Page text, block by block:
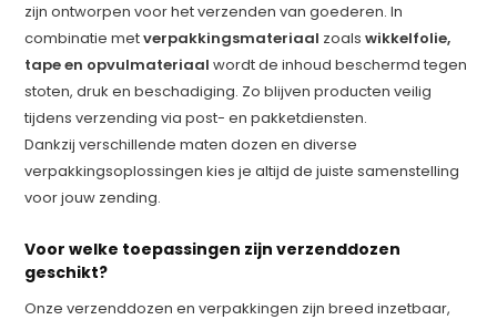
zijn ontworpen voor het verzenden van goederen. In
combinatie metverpakkingsmateriaal zoalswikkelfolie,
tape en opvulmateriaal wordt de inhoud beschermd tegen
stoten, druk en beschadiging. Zo blijven producten veilig
tijdens verzending via post- en pakketdiensten.
Dankzij verschillende maten dozen en diverse
verpakkingsoplossingen kies je altijd de juiste samenstelling
voor jouw zending.
Voor welke toepassingen zijn verzenddozen
geschikt?
Onze verzenddozen en verpakkingen zijn breed inzetbaar,